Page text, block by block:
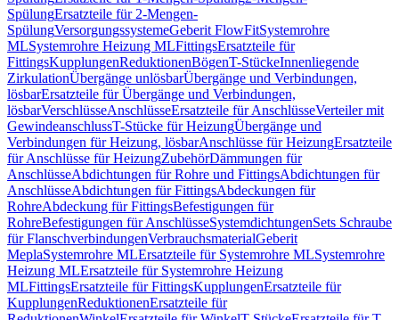
SpülungErsatzteile für 2-Mengen-
SpülungVersorgungssystemeGeberit FlowFitSystemrohre
MLSystemrohre Heizung MLFittingsErsatzteile für
FittingsKupplungenReduktionenBögenT-StückeInnenliegende
ZirkulationÜbergänge unlösbarÜbergänge und Verbindungen,
lösbarErsatzteile für Übergänge und Verbindungen,
lösbarVerschlüsseAnschlüsseErsatzteile für AnschlüsseVerteiler mit
GewindeanschlussT-Stücke für HeizungÜbergänge und
Verbindungen für Heizung, lösbarAnschlüsse für HeizungErsatzteile
für Anschlüsse für HeizungZubehörDämmungen für
AnschlüsseAbdichtungen für Rohre und FittingsAbdichtungen für
AnschlüsseAbdichtungen für FittingsAbdeckungen für
RohreAbdeckung für FittingsBefestigungen für
RohreBefestigungen für AnschlüsseSystemdichtungenSets Schraube
für FlanschverbindungenVerbrauchsmaterialGeberit
MeplaSystemrohre MLErsatzteile für Systemrohre MLSystemrohre
Heizung MLErsatzteile für Systemrohre Heizung
MLFittingsErsatzteile für FittingsKupplungenErsatzteile für
KupplungenReduktionenErsatzteile für